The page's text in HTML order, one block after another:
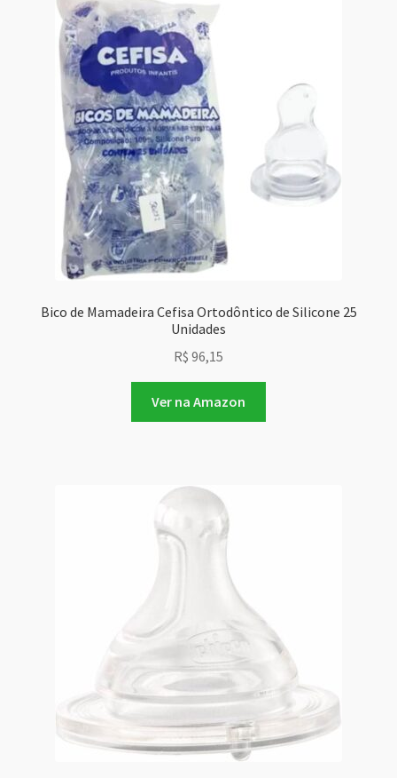
Bico de Mamadeira Cefisa Ortodôntico de Silicone 25
Unidades
R$ 96,15
Ver na Amazon